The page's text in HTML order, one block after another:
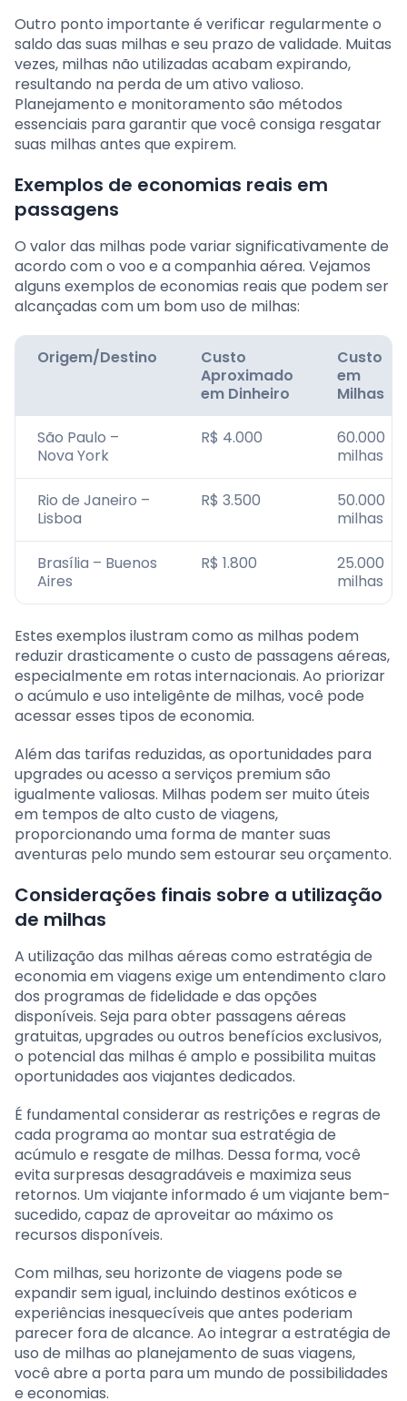
Outro ponto importante é verificar regularmente o
saldo das suas milhas e seu prazo de validade. Muitas
vezes, milhas não utilizadas acabam expirando,
resultando na perda de um ativo valioso.
Planejamento e monitoramento são métodos
essenciais para garantir que você consiga resgatar
suas milhas antes que expirem.
Exemplos de economias reais em
passagens
O valor das milhas pode variar significativamente de
acordo com o voo e a companhia aérea. Vejamos
alguns exemplos de economias reais que podem ser
alcançadas com um bom uso de milhas:
Origem/Destino
Custo
Aproximado
em Dinheiro
Custo
em
Milhas
São Paulo –
Nova York
R$ 4.000
60.000
milhas
Rio de Janeiro –
Lisboa
R$ 3.500
50.000
milhas
Brasília – Buenos
Aires
R$ 1.800
25.000
milhas
Estes exemplos ilustram como as milhas podem
reduzir drasticamente o custo de passagens aéreas,
especialmente em rotas internacionais. Ao priorizar
o acúmulo e uso inteligênte de milhas, você pode
acessar esses tipos de economia.
Além das tarifas reduzidas, as oportunidades para
upgrades ou acesso a serviços premium são
igualmente valiosas. Milhas podem ser muito úteis
em tempos de alto custo de viagens,
proporcionando uma forma de manter suas
aventuras pelo mundo sem estourar seu orçamento.
Considerações finais sobre a utilização
de milhas
A utilização das milhas aéreas como estratégia de
economia em viagens exige um entendimento claro
dos programas de fidelidade e das opções
disponíveis. Seja para obter passagens aéreas
gratuitas, upgrades ou outros benefícios exclusivos,
o potencial das milhas é amplo e possibilita muitas
oportunidades aos viajantes dedicados.
É fundamental considerar as restrições e regras de
cada programa ao montar sua estratégia de
acúmulo e resgate de milhas. Dessa forma, você
evita surpresas desagradáveis e maximiza seus
retornos. Um viajante informado é um viajante bem-
sucedido, capaz de aproveitar ao máximo os
recursos disponíveis.
Com milhas, seu horizonte de viagens pode se
expandir sem igual, incluindo destinos exóticos e
experiências inesquecíveis que antes poderiam
parecer fora de alcance. Ao integrar a estratégia de
uso de milhas ao planejamento de suas viagens,
você abre a porta para um mundo de possibilidades
e economias.